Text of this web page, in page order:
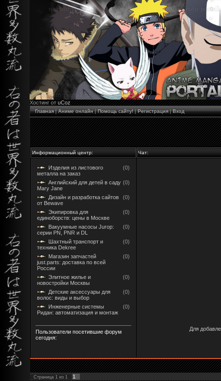
Хостинг отuCoz
Главная|Аниме онлайн|Помощь сайту!|Регистрация|Вход
Информационный центр: Чат:
Изделия из листового
металла на заказ
(0)
Английский для детей в саду
Mary Jane
(0)
Дизайн и разработка сайтов
от Bewave
(0)
Экипировка для
единоборств: цены в Москве
(0)
Вакуумные насосы Jurop:
серии PN, PNR и DL
(0)
Шахтный транспорт и
техника Dekree
(0)
Магазин запчастей
just.parts: доставка по всей
России
(0)
Элитное жилье и
новостройки Москвы
(0)
Детские аксессуары для
волос: виды и выбор
(0)
Инженерные системы
Ридан: автоматизация и монтаж
(0)
Пользователи посетившие форум
сегодня:
Для
Страница 1 из 1 1